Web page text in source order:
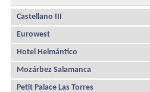
Castellano III
Eurowest
Hotel Helmántico
Mozárbez Salamanca
Petit Palace Las Torres